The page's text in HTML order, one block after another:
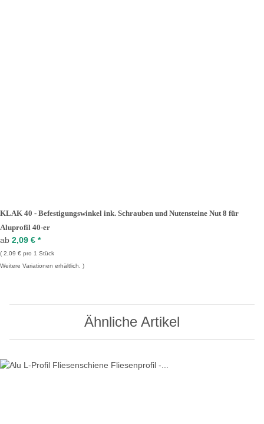
KLAK 40 - Befestigungswinkel ink. Schrauben und Nutensteine Nut 8 für
Aluprofil 40-er
ab 2,09 € *
2,09 € pro 1 Stück
Weitere Variationen erhältlich.
Ähnliche Artikel